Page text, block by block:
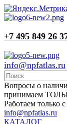
+7 495 849 26
info@npfatlas.ru
Вопросы о
принимаем
Работаем только
info@npfatlas.ru
КАТАЛОГ